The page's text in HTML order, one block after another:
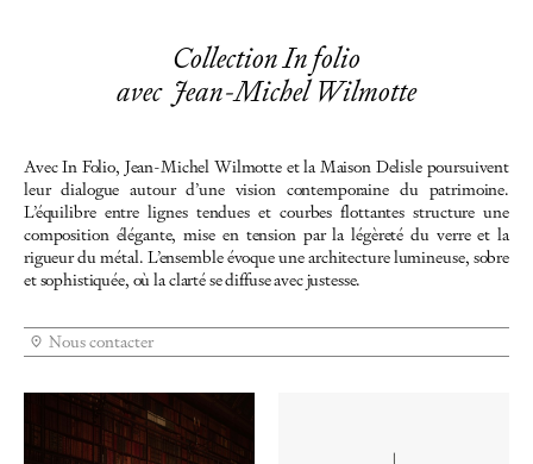
Collection In folio
avec Jean-Michel Wilmotte
Avec In Folio, Jean-Michel Wilmotte et la Maison Delisle poursuivent
leur dialogue autour d’une vision contemporaine du patrimoine.
L’équilibre entre lignes tendues et courbes flottantes structure une
composition élégante, mise en tension par la légèreté du verre et la
rigueur du métal. L’ensemble évoque une architecture lumineuse, sobre
et sophistiquée, où la clarté se diffuse avec justesse.
Nous contacter